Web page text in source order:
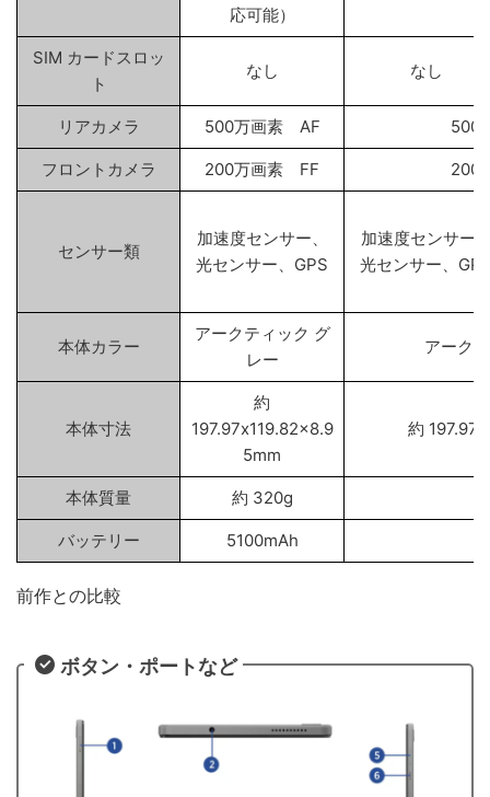
応可能）
SIM カードスロッ
ト
なし なし
リアカメラ 500万画素 AF 500
フロントカメラ 200万画素 FF 200
センサー類
加速度センサー、
光センサー、GPS
加速度センサー
光センサー、
本体カラー
アークティック グ
レー
アーク
本体寸法
約
197.97x119.82x8.9
5mm
約
本体質量 約 320g
バッテリー 5100mAh
前作との比較
ボタン・ポートなど